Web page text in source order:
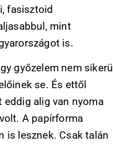
fasisztoid
mint
is.
győzelem nem sikerül
se. És ettől
eddig alig van nyoma
A papírforma
is lesznek. Csak talán